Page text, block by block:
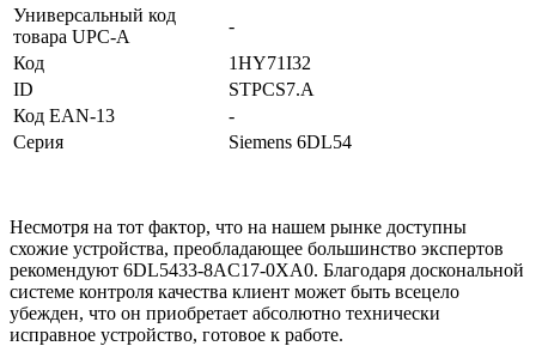
Универсальный код
товара UPC-A
-
Код
1HY71I32
ID
STPCS7.A
Код EAN-13
-
Серия
Siemens 6DL54
Несмотря на тот фактор, что на нашем рынке доступны
схожие устройства, преобладающее большинство экспертов
рекомендуют 6DL5433-8AC17-0XA0. Благодаря доскональной
системе контроля качества клиент может быть всецело
убежден, что он приобретает абсолютно технически
исправное устройство, готовое к работе.